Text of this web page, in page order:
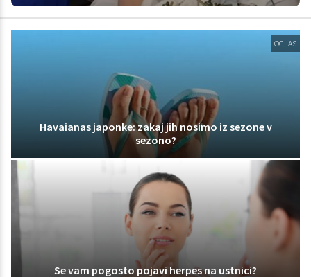
OGLAS
Havaianas japonke: zakaj jih nosimo iz sezone v
sezono?
Se vam pogosto pojavi herpes na ustnici?